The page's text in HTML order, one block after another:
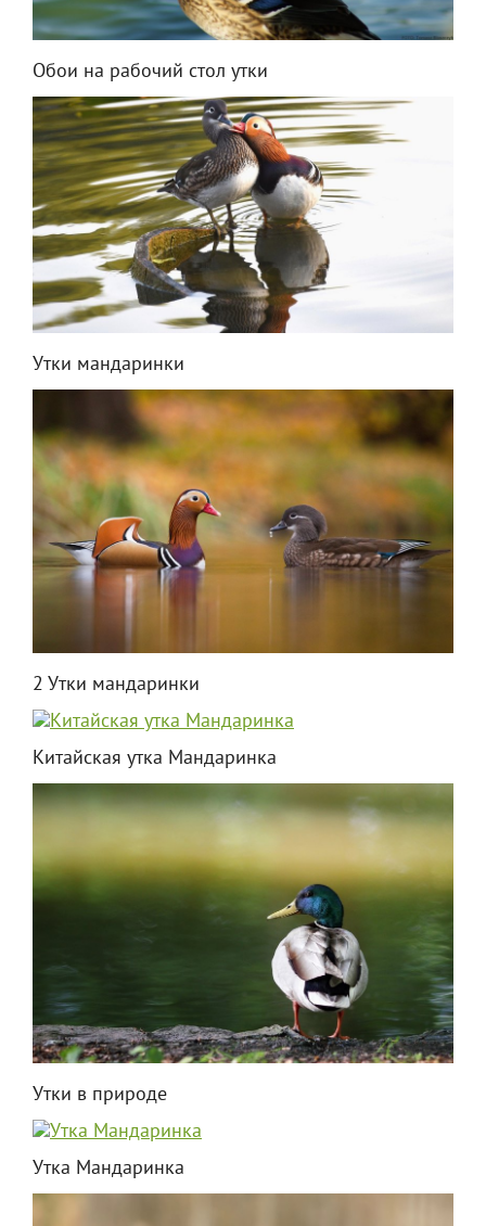
Обои на рабочий стол утки
Утки мандаринки
2 Утки мандаринки
Китайская утка Мандаринка
Утки в природе
Утка Мандаринка